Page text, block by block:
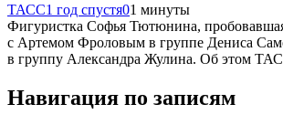
ТАСС1 год спустя01 минуты
Фигуристка Софья Тютюнина,
с Артемом Фроловым в группе Дениса
в группу Александра Жулина. Об этом
Навигация по записям